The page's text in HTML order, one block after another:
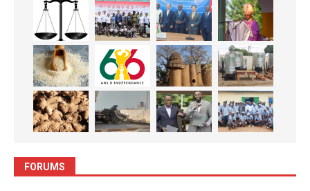
FORUMS